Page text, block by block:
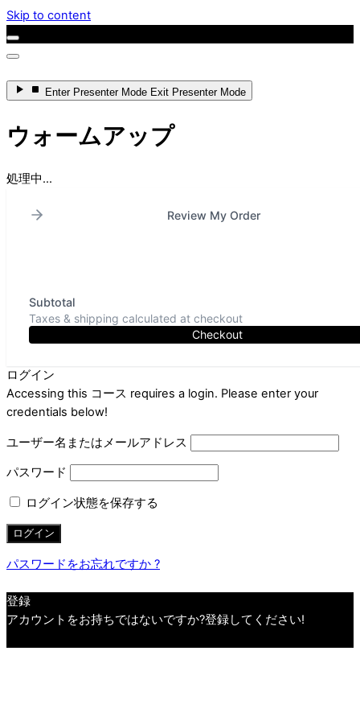
Skip to content
Enter Presenter Mode Exit Presenter Mode
ウォームアップ
処理中...
Review My Order
Subtotal
Taxes & shipping calculated at checkout
Checkout
ログイン
Accessing this コース requires a login. Please enter your
credentials below!
ユーザー名またはメールアドレス
パスワード
ログイン状態を保存する
パスワードをお忘れですか ?
登録
アカウントをお持ちではないですか?登録してください!